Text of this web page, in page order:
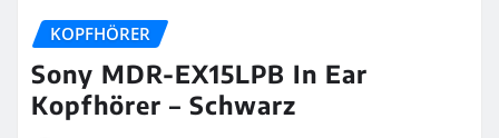
KOPFHÖRER
Sony MDR-EX15LPB In Ear
Kopfhörer – Schwarz